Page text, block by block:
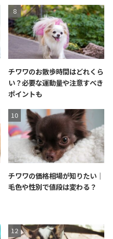
チワワのお散歩時間はどれくら
い？必要な運動量や注意すべき
ポイントも
チワワの価格相場が知りたい｜
毛色や性別で値段は変わる？